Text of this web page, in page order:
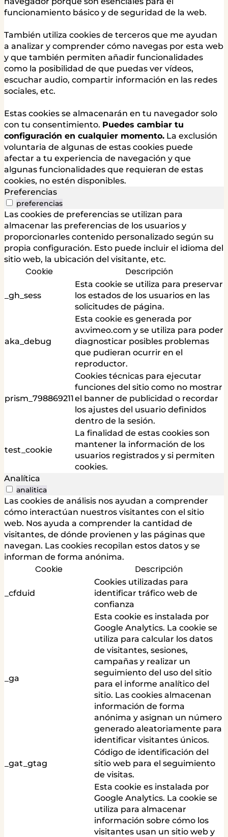
funcionamiento básico y de seguridad de la web.
También utiliza cookies de terceros que me ayudan
a analizar y comprender cómo navegas por esta web
y que también permiten añadir funcionalidades
como la posibilidad de que puedas ver vídeos,
escuchar audio, compartir información en las redes
sociales, etc.
Estas cookies se almacenarán en tu navegador solo
con tu consentimiento. Puedes cambiar tu
configuración en cualquier momento. La exclusión
voluntaria de algunas de estas cookies puede
afectar a tu experiencia de navegación y que
algunas funcionalidades que requieran de estas
cookies, no estén disponibles.
Preferencias
preferencias
Las cookies de preferencias se utilizan para
almacenar las preferencias de los usuarios y
proporcionarles contenido personalizado según su
propia configuración. Esto puede incluir el idioma del
sitio web, la ubicación del visitante, etc.
Cookie Descripción
_gh_sess
Esta cookie se utiliza para preservar
los estados de los usuarios en las
solicitudes de página.
aka_debug
Esta cookie es generada por
av.vimeo.com y se utiliza para poder
diagnosticar posibles problemas
que pudieran ocurrir en el
reproductor.
prism_798869211
Cookies técnicas para ejecutar
funciones del sitio como no mostrar
el banner de publicidad o recordar
los ajustes del usuario definidos
dentro de la sesión.
test_cookie
La finalidad de estas cookies son
mantener la información de los
usuarios registrados y si permiten
cookies.
Analítica
analitica
Las cookies de análisis nos ayudan a comprender
cómo interactúan nuestros visitantes con el sitio
web. Nos ayuda a comprender la cantidad de
visitantes, de dónde provienen y las páginas que
navegan. Las cookies recopilan estos datos y se
informan de forma anónima.
Cookie Descripción
_cfduid
Cookies utilizadas para
identificar tráfico web de
confianza
_ga
Esta cookie es instalada por
Google Analytics. La cookie se
utiliza para calcular los datos
de visitantes, sesiones,
campañas y realizar un
seguimiento del uso del sitio
para el informe analítico del
sitio. Las cookies almacenan
información de forma
anónima y asignan un número
generado aleatoriamente para
identificar visitantes únicos.
_gat_gtag
Código de identificación del
sitio web para el seguimiento
de visitas.
Esta cookie es instalada por
Google Analytics. La cookie se
utiliza para almacenar
información sobre cómo los
visitantes usan un sitio web y